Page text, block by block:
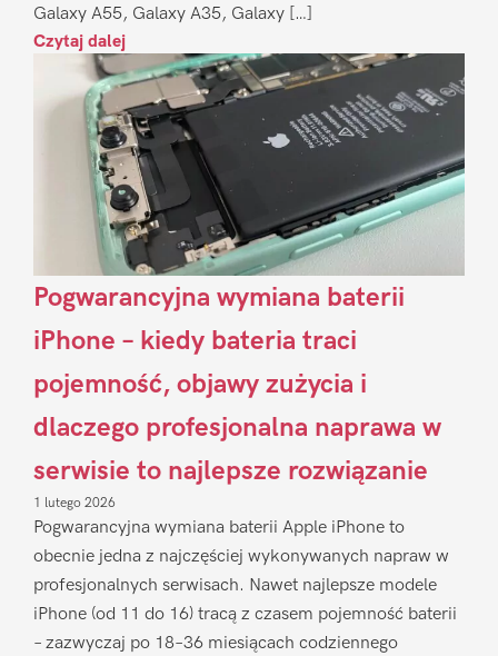
Galaxy A55, Galaxy A35, Galaxy […]
Czytaj dalej
Pogwarancyjna wymiana baterii
iPhone – kiedy bateria traci
pojemność, objawy zużycia i
dlaczego profesjonalna naprawa w
serwisie to najlepsze rozwiązanie
1 lutego 2026
Pogwarancyjna wymiana baterii Apple iPhone to
obecnie jedna z najczęściej wykonywanych napraw w
profesjonalnych serwisach. Nawet najlepsze modele
iPhone (od 11 do 16) tracą z czasem pojemność baterii
– zazwyczaj po 18–36 miesiącach codziennego